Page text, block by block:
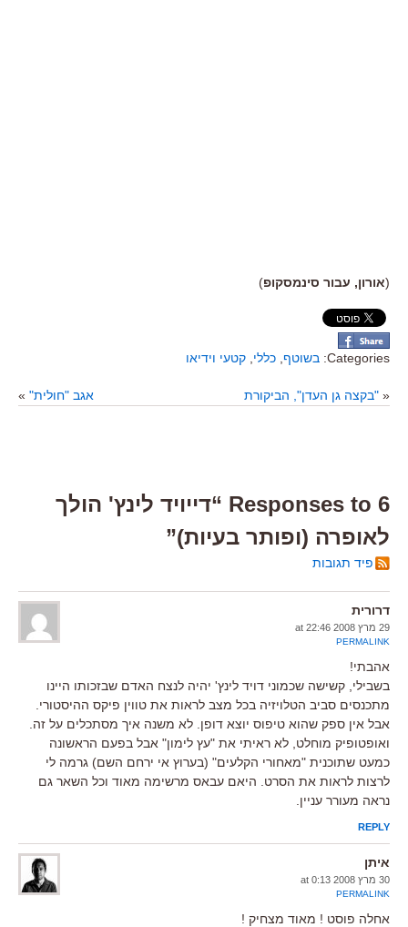
(אורון, עבור סינמסקופ)
Categories: בשוטף כללי קטעי וידיאו
« "בקצה גן העדן", הביקורת אגב "חולית" »
6 Responses to “דייויד לינץ' הולך
לאופרה (ופותר בעיות)”
פיד תגובות
דרורית
29 מרץ 2008 at 22:46
PERMALINK
אהבתי!
בשבילי, קשישה שכמוני דויד לינץ' יהיה לנצח האדם שבזכותו היינו
מתכנסים סביב הטלויזיה בכל מצב לראות את טווין פיקס ההיסטורי.
אבל אין ספק שהוא טיפוס יוצא דופן. לא משנה איך מסתכלים על זה.
ואופטופיק מוחלט, לא ראיתי את "עץ לימון" אבל בפעם הראשונה
כמעט שתוכנית "מאחורי הקלעים" (בערוץ אי ירחם השם) גרמה לי
לרצות לראות את הסרט. היאם עבאס מרשימה מאוד וכל השאר גם
נראה מעורר עניין.
REPLY
איתן
30 מרץ 2008 at 0:13
PERMALINK
אחלה פוסט ! מאוד מצחיק !